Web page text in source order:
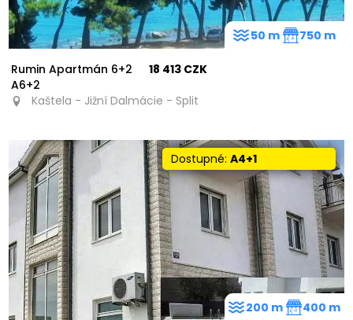
Rumin Apartmán 6+2
A6+2
18 413 CZK
Kaštela - Jižní Dalmácie - Split
50 m 750 m
Dostupné:A4+1
200 m 400 m